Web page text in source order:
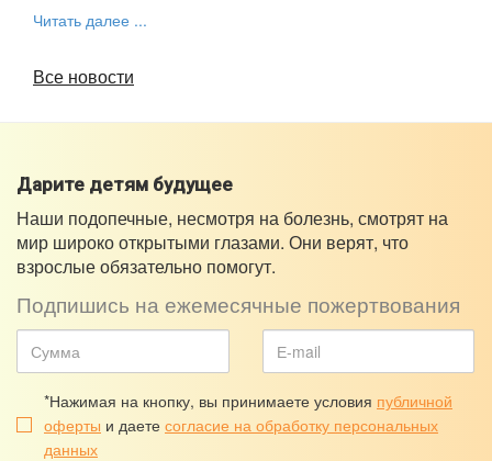
Читать далее ...
Все новости
Дарите детям будущее
Наши подопечные, несмотря на болезнь, смотрят на
мир широко открытыми глазами. Они верят, что
взрослые обязательно помогут.
Подпишись на ежемесячные пожертвования
*Нажимая на кнопку, вы принимаете условия публичной
оферты и даете согласие на обработку персональных
данных